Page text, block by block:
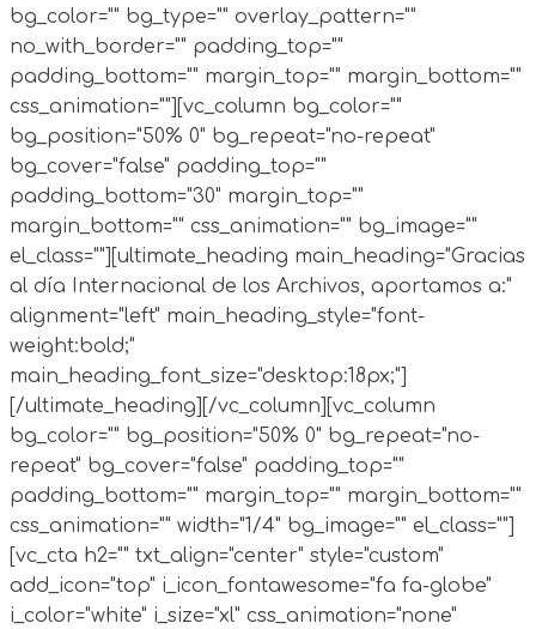
bg_color="" bg_type="" overlay_pattern=""
no_with_border="" padding_top=""
padding_bottom="" margin_top="" margin_bottom=""
css_animation=""][vc_column bg_color=""
bg_position="50% 0" bg_repeat="no-repeat"
bg_cover="false" padding_top=""
padding_bottom="30" margin_top=""
margin_bottom="" css_animation="" bg_image=""
el_class=""][ultimate_heading main_heading="Gracias
al día Internacional de los Archivos, aportamos a:"
alignment="left" main_heading_style="font-
weight:bold;"
main_heading_font_size="desktop:18px;"]
[/ultimate_heading][/vc_column][vc_column
bg_color="" bg_position="50% 0" bg_repeat="no-
repeat" bg_cover="false" padding_top=""
padding_bottom="" margin_top="" margin_bottom=""
css_animation="" width="1/4" bg_image="" el_class=""]
[vc_cta h2="" txt_align="center" style="custom"
add_icon="top" i_icon_fontawesome="fa fa-globe"
i_color="white" i_size="xl" css_animation="none"